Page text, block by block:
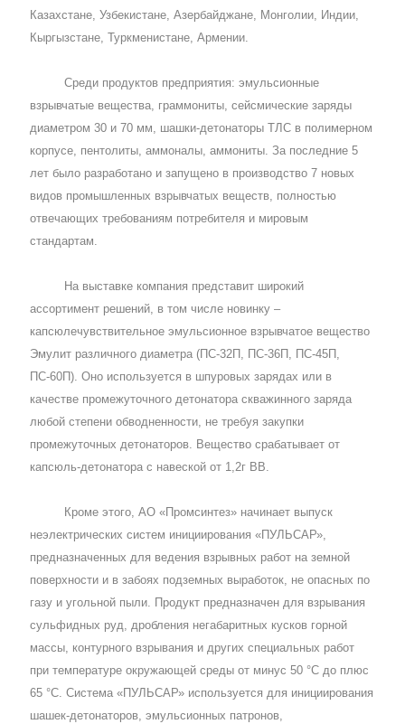
Казахстане, Узбекистане, Азербайджане, Монголии, Индии,
Кыргызстане, Туркменистане, Армении.
Среди продуктов предприятия: эмульсионные
взрывчатые вещества, граммониты, сейсмические заряды
диаметром 30 и 70 мм, шашки-детонаторы ТЛС в полимерном
корпусе, пентолиты, аммоналы, аммониты. За последние 5
лет было разработано и запущено в производство 7 новых
видов промышленных взрывчатых веществ, полностью
отвечающих требованиям потребителя и мировым
стандартам.
На выставке компания представит широкий
ассортимент решений, в том числе новинку –
капсюлечувствительное эмульсионное взрывчатое вещество
Эмулит различного диаметра (ПС-32П, ПС-36П, ПС-45П,
ПС-60П). Оно используется в шпуровых зарядах или в
качестве промежуточного детонатора скважинного заряда
любой степени обводненности, не требуя закупки
промежуточных детонаторов. Вещество срабатывает от
капсюль-детонатора с навеской от 1,2г ВВ.
Кроме этого, АО «Промсинтез» начинает выпуск
неэлектрических систем инициирования «ПУЛЬСАР»,
предназначенных для ведения взрывных работ на земной
поверхности и в забоях подземных выработок, не опасных по
газу и угольной пыли. Продукт предназначен для взрывания
сульфидных руд, дробления негабаритных кусков горной
массы, контурного взрывания и других специальных работ
при температуре окружающей среды от минус 50 °С до плюс
65 °С. Система «ПУЛЬСАР» используется для инициирования
шашек-детонаторов, эмульсионных патронов,